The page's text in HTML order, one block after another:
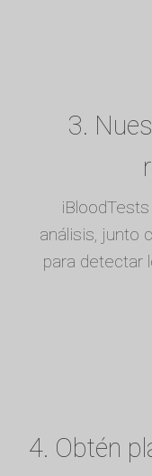
3.
análisis, junto
para detectar
4. Obtén